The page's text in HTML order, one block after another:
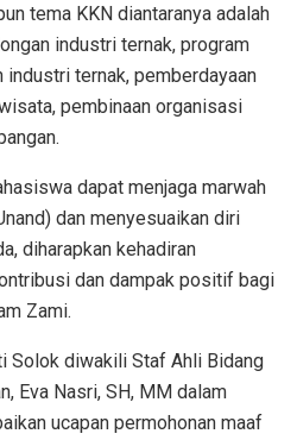
tema KKN diantaranya adalah
industri ternak, program
industri ternak, pemberdayaan
pembinaan organisasi
dapat menjaga marwah
dan menyesuaikan diri
diharapkan kehadiran
dan dampak positif bagi
Zami.
Solok diwakili Staf Ahli Bidang
Eva Nasri, SH, MM dalam
ucapan permohonan maaf